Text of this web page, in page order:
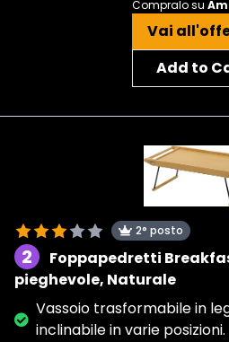
Compralo su
Vai
Add to
2° posto
2
Foppapedretti
pieghevole, Naturale
Vassoio trasformabile in
inclinabile in varie posizioni.